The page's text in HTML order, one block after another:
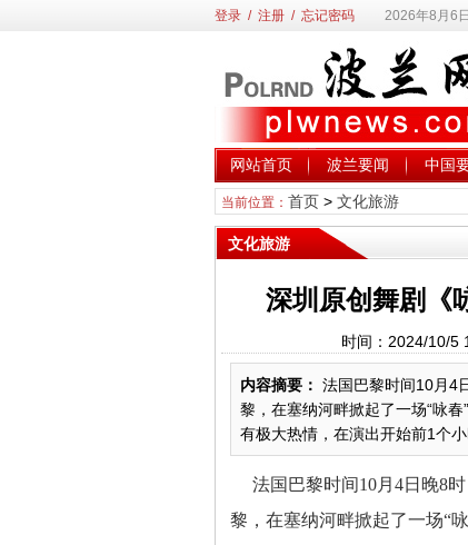
登录/ 注册/ 忘记密码 2026年8月6
网站首页 波兰要闻 中国
当前位置： 首页> 文化旅游
文化旅游
深圳原创舞剧《
时间：2024/10/
内容摘要： 法国巴黎时间10月4
黎，在塞纳河畔掀起了一场“咏
有极大热情，在演出开始前1个
法国巴黎时间10月4日晚8时
黎，在塞纳河畔掀起了一场“咏